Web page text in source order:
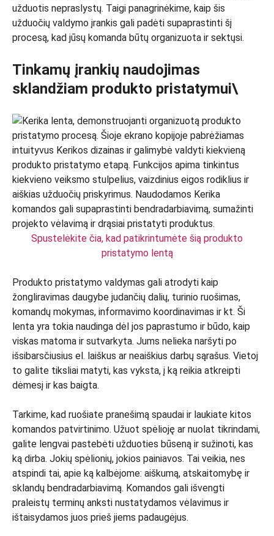
užduotis nepraslystų. Taigi panagrinėkime, kaip šis
užduočių valdymo įrankis gali padėti supaprastinti šį
procesą, kad jūsų komanda būtų organizuota ir sektųsi.
Tinkamų įrankių naudojimas
sklandžiam produkto pristatymui\
Spustelėkite čia, kad patikrintumėte šią produkto
pristatymo lentą
Produkto pristatymo valdymas gali atrodyti kaip
žongliravimas daugybe judančių dalių, turinio ruošimas,
komandų mokymas, informavimo koordinavimas ir kt. Ši
lenta yra tokia naudinga dėl jos paprastumo ir būdo, kaip
viskas matoma ir sutvarkyta. Jums nelieka naršyti po
išsibarsčiusius el. laiškus ar neaiškius darbų sąrašus. Vietoj
to galite tiksliai matyti, kas vyksta, į ką reikia atkreipti
dėmesį ir kas baigta.
Tarkime, kad ruošiate pranešimą spaudai ir laukiate kitos
komandos patvirtinimo. Užuot spėlioję ar nuolat tikrindami,
galite lengvai pastebėti užduoties būseną ir sužinoti, kas
ką dirba. Jokių spėlionių, jokios painiavos. Tai veikia, nes
atspindi tai, apie ką kalbėjome: aiškumą, atskaitomybę ir
sklandų bendradarbiavimą. Komandos gali išvengti
praleistų terminų anksti nustatydamos vėlavimus ir
ištaisydamos juos prieš jiems padaugėjus.